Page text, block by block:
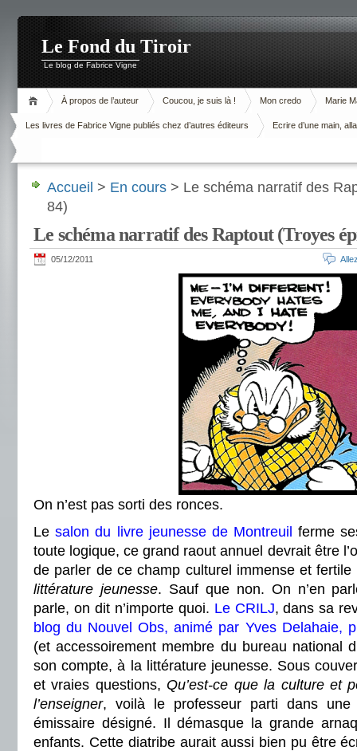
Le Fond du Tiroir
Le blog de Fabrice Vigne
À propos de l’auteur Coucou, je suis là ! Mon credo Marie
Les livres de Fabrice Vigne publiés chez d’autres éditeurs Ecrire d’une main,
Accueil > En cours > Le schéma narratif des
84)
Le schéma narratif des Raptout (Troyes
05/12/2011
On n’est pas sorti des ronces.
Lesalon du livre jeunesse de Montreuil ferme
toute logique, ce grand raout annuel devrait être
de parler de ce champ culturel immense et
littérature jeunesse. Sauf que non. On n’en
parle, on dit n’importe quoi. Le CRILJ, dans sa
blog du Nouvel Obs, animé par Yves Delahaie,
(et accessoirement membre du bureau national
son compte, à la littérature jeunesse. Sous
et vraies questions, Qu’est-ce que la culture et
l’enseigner, voilà le professeur parti dans
émissaire désigné. Il démasque la grande
enfants. Cette diatribe aurait aussi bien pu être